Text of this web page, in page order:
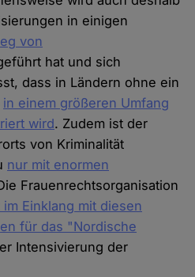
in einigen
von
hat und sich
dass in Ländern ohne ein
in einem größeren Umfang
wird. Zudem ist der
von Kriminalität
nur mit enormen
Frauenrechtsorganisation
im Einklang mit diesen
für das "Nordische
Intensivierung der